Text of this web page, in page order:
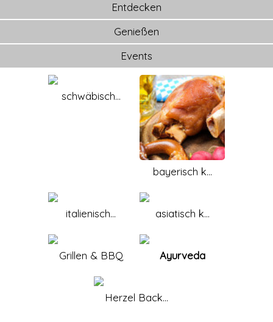
Entdecken
Genießen
Events
schwäbisch...
bayerisch k...
italienisch... asiatisch k...
Grillen & BBQ Ayurveda
Herzel Back...